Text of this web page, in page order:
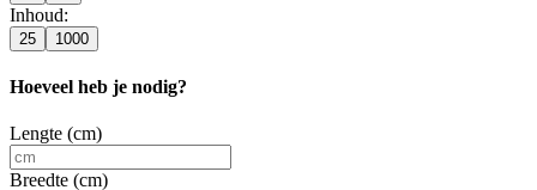
Inhoud:
25 1000
Hoeveel heb je nodig?
Lengte (cm)
Breedte (cm)